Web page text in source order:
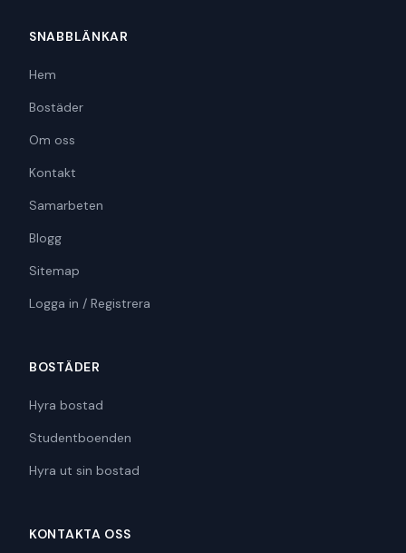
SNABBLÄNKAR
Hem
Bostäder
Om oss
Kontakt
Samarbeten
Blogg
Sitemap
Logga in / Registrera
BOSTÄDER
Hyra bostad
Studentboenden
Hyra ut sin bostad
KONTAKTA OSS